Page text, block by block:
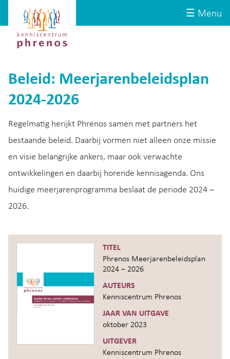
☰ Menu
Kenniscentrum
Phrenos
website
Beleid: Meerjarenbeleidsplan
2024-2026
Regelmatig herijkt Phrenos samen met partners het
bestaande beleid. Daarbij vormen niet alleen onze missie
en visie belangrijke ankers, maar ook verwachte
ontwikkelingen en daarbij horende kennisagenda. Ons
huidige meerjarenprogramma beslaat de periode 2024 –
2026.
TITEL
Phrenos Meerjarenbeleidsplan
2024 – 2026
AUTEURS
Kenniscentrum Phrenos
JAAR VAN UITGAVE
oktober 2023
UITGEVER
Kenniscentrum Phrenos